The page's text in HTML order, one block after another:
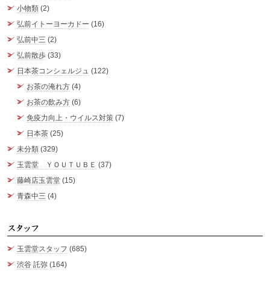
小物類 (2)
弘前イトーヨーカドー (16)
弘前中三 (2)
弘前散歩 (33)
日本茶コンシェルジュ (122)
お茶の淹れ方 (4)
お茶の飲み方 (6)
免疫力向上・ウイルス対策 (7)
日本茶 (25)
未分類 (329)
玉雲堂 ＹＯＵＴＵＢＥ (37)
藤崎店玉雲堂 (15)
青森中三 (4)
玉雲堂スタッフ (685)
渋谷 託弥 (164)